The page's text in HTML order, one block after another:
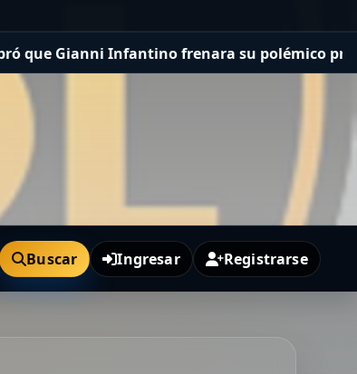
Infantino frenara su polémico proyecto y
Buscar Ingresar Registrarse